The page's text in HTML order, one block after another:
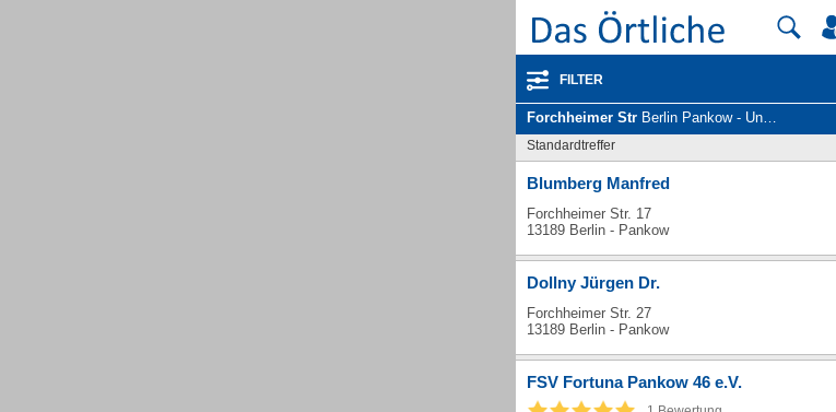
FILTER
Forchheimer Str Berlin Pankow - Unternehmen und Personen
Standardtreffer
Blumberg Manfred
Forchheimer Str. 17
13189 Berlin - Pankow
Dollny Jürgen Dr.
Forchheimer Str. 27
13189 Berlin - Pankow
FSV Fortuna Pankow 46 e.V.